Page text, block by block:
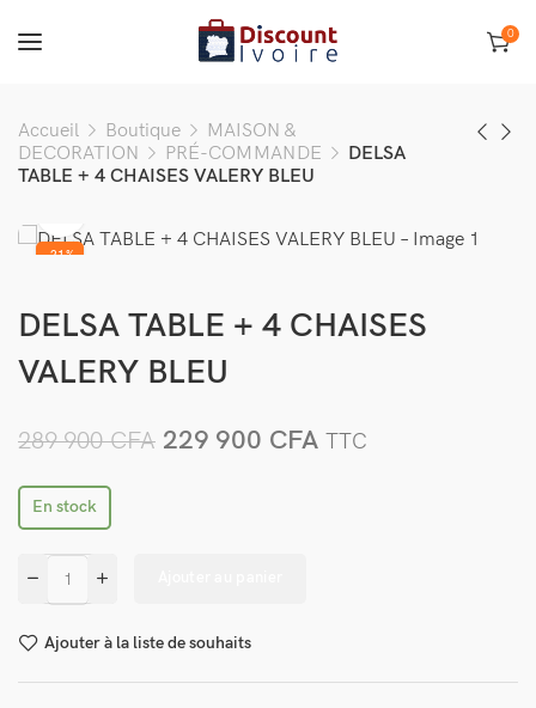
0
Accueil Boutique
MAISON &
DECORATION
PRÉ-COMMANDE
DELSA
TABLE + 4 CHAISES VALERY BLEU
-21%
DELSA TABLE + 4 CHAISES
VALERY BLEU
289 900CFA 229 900 CFA TTC
En stock
Ajouter à la liste de souhaits